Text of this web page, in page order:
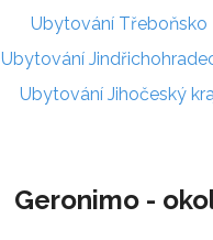
Ubytování Třeboňsko
Ubytování
Ubytování Jihočeský
Geronimo -